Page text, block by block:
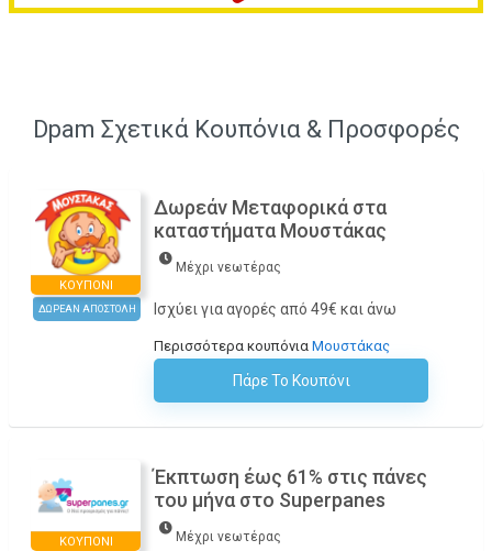
Dpam Σχετικά Κουπόνια & Προσφορές
ΚΟΥΠΌΝΙ
ΔΩΡΕΑΝ ΑΠΟΣΤΟΛΗ
Δωρεάν Μεταφορικά στα
καταστήματα Μουστάκας
Μέχρι νεωτέρας
Ισχύει για αγορές από 49€ και άνω
Περισσότερα κουπόνια Μουστάκας
Πάρε Το Κουπόνι
ΚΟΥΠΌΝΙ
Έκπτωση έως 61% στις πάνες
του μήνα στο Superpanes
Μέχρι νεωτέρας